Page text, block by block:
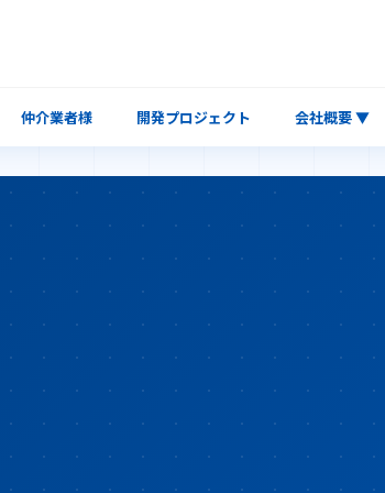
仲介業者様 開発プロジェクト 会社概要 ▼